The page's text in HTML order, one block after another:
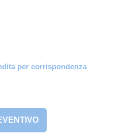
per corrispondenza